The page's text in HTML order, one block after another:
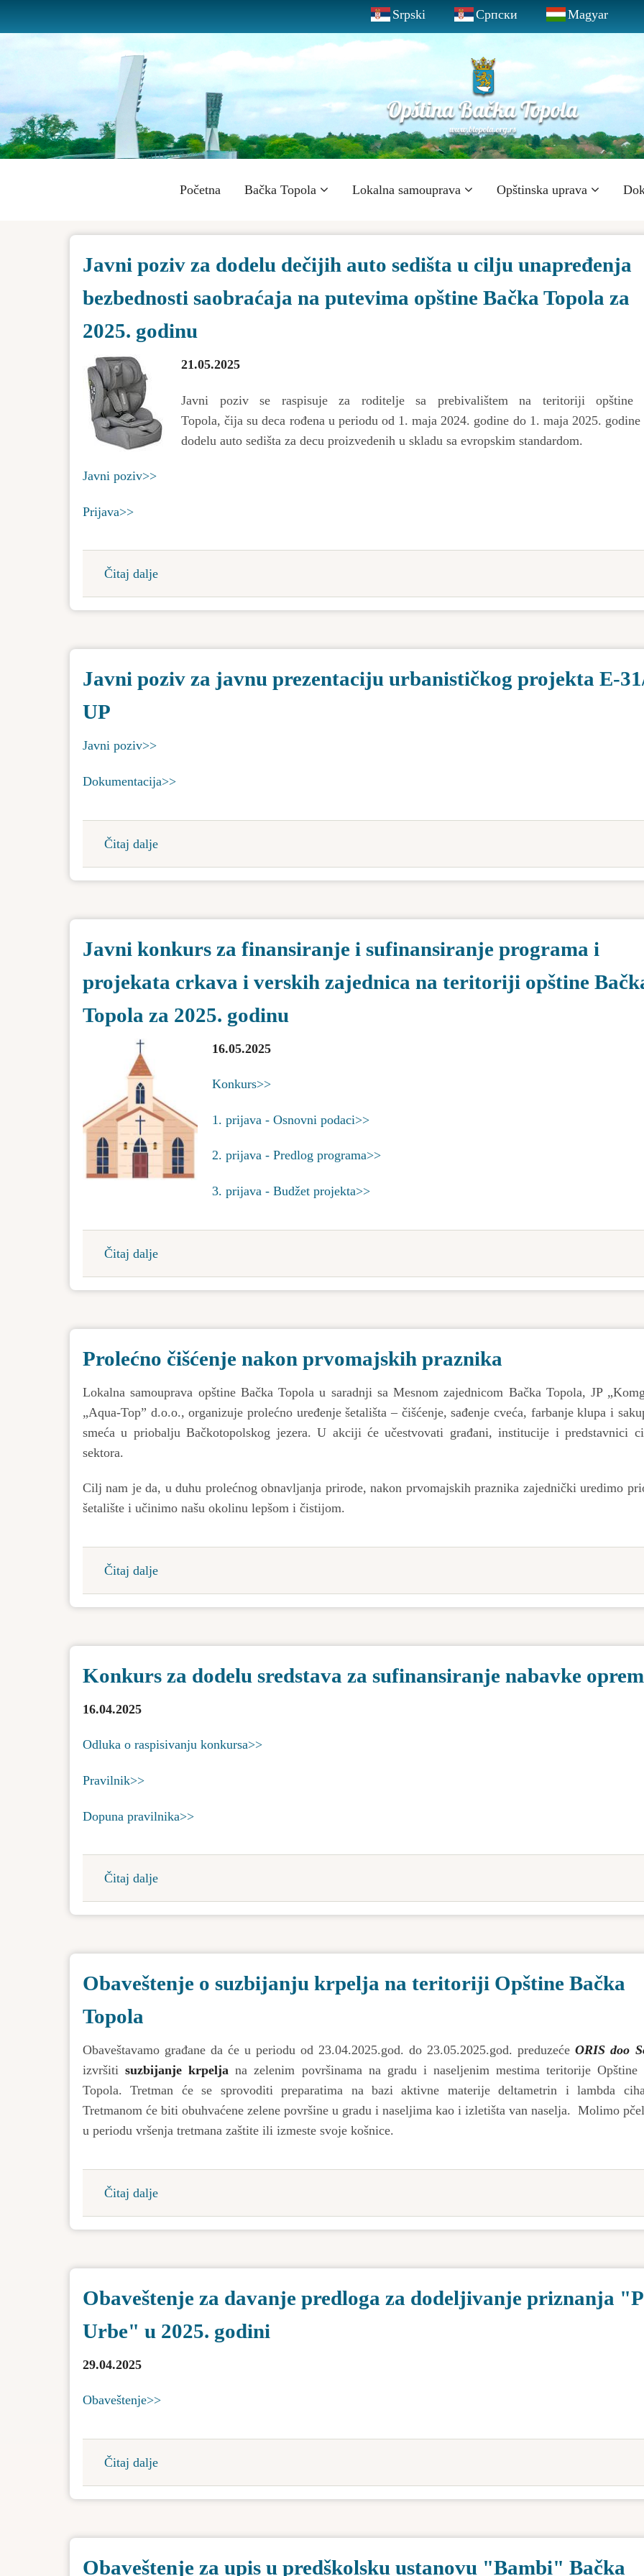
to
main
content
Srpski Српски Magyar
Main
Početna Bačka Topola Lokalna samouprava Opštinska uprava
Javni poziv za dodelu dečijih auto sedišta u cilju unapređenja
bezbednosti saobraćaja na putevima opštine Bačka Topola za
2025. godinu
21.05.2025
Javni poziv se raspisuje za roditelje sa prebivalištem na teritoriji opštine
Topola, čija su deca rođena u periodu od 1. maja 2024. godine do 1. maja 2025.
dodelu auto sedišta za decu proizvedenih u skladu sa evropskim standardom.
Javni poziv>>
Prijava>>
Čitaj dalje
Javni
poziv
dečijih
unapređenja
Topola
2025.
godinu
Javni poziv za javnu prezentaciju urbanističkog projekta E-
UP
Javni poziv>>
Dokumentacija>>
Čitaj dalje
Javni
poziv
javnu
prezentaciju
projekta
31/24-
Javni konkurs za finansiranje i sufinansiranje programa i
projekata crkava i verskih zajednica na teritoriji opštine
Topola za 2025. godinu
16.05.2025
Konkurs>>
1. prijava - Osnovni podaci>>
2. prijava - Predlog programa>>
3. prijava - Budžet projekta>>
Čitaj dalje
Javni
konkurs
finansiranje
i
sufinansiranje
programa
i
projekata
verskih
zajednica
Bačka
godinu
Prolećno čišćenje nakon prvomajskih praznika
Lokalna samouprava opštine Bačka Topola u saradnji sa Mesnom zajednicom Bačka Topola, JP
„Aqua-Top” d.o.o., organizuje prolećno uređenje šetališta – čišćenje, sađenje cveća, farbanje klupa i
smeća u priobalјu Bačkotopolskog jezera. U akciji će učestvovati građani, institucije i predstavnici
sektora.
Cilј nam je da, u duhu prolećnog obnavlјanja prirode, nakon prvomajskih praznika zajednički uredimo
šetalište i učinimo našu okolinu lepšom i čistijom.
Čitaj dalje
Prolećno
čišćenje
prvomajskih
praznika
Konkurs za dodelu sredstava za sufinansiranje nabavke
16.04.2025
Odluka o raspisivanju konkursa>>
Pravilnik>>
Dopuna pravilnika>>
Čitaj dalje
Konkurs
za
za
sufinansiranje
Obaveštenje o suzbijanju krpelja na teritoriji Opštine Bačka
Topola
Obaveštavamo građane da će u periodu od 23.04.2025.god. do 23.05.2025.god. preduzećeORIS doo
izvršitisuzbijanje krpelja na zelenim površinama na gradu i naseljenim mestima teritorije Opštine
Topola. Tretman će se sprovoditi preparatima na bazi aktivne materije deltametrin i lambda
Tretmanom će biti obuhvaćene zelene površine u gradu i naseljima kao i izletišta van naselja. Molimo
u periodu vršenja tretmana zaštite ili izmeste svoje košnice.
Čitaj dalje
Obaveštenje
o
krpelja
na
teritoriji
Opštine
Obaveštenje za davanje predloga za dodeljivanje priznanja
Urbe" u 2025. godini
29.04.2025
Obaveštenje>>
Čitaj dalje
Obaveštenje
za
predloga
za
Obaveštenje za upis u predškolsku ustanovu "Bambi" Bačka